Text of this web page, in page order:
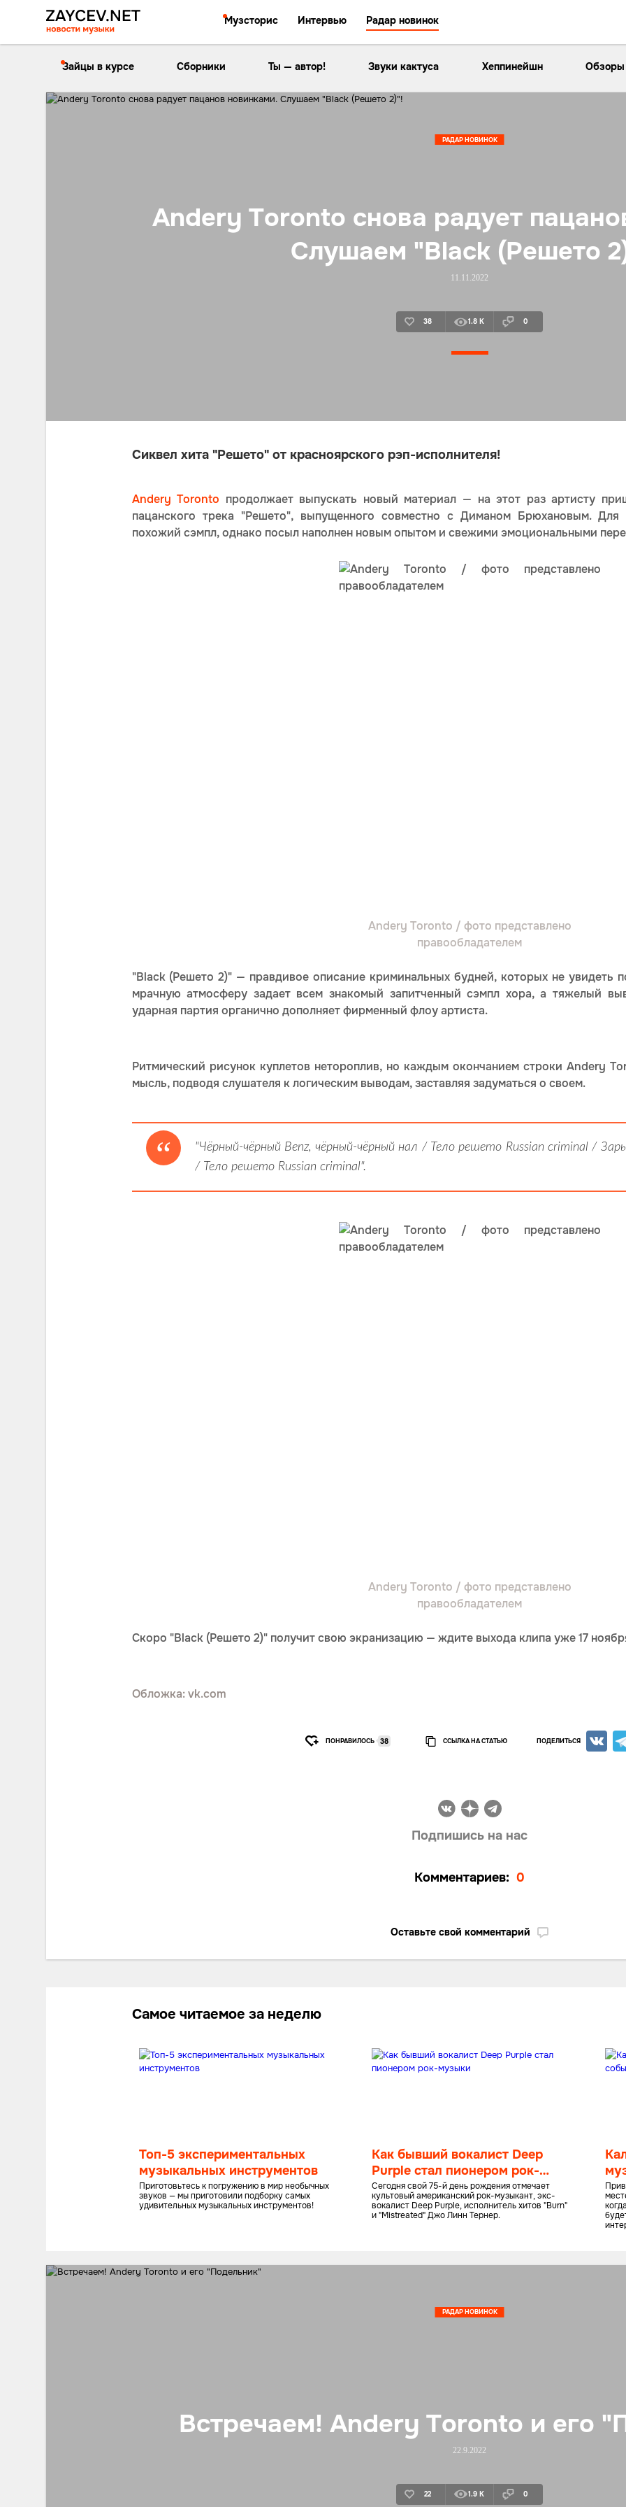
Музсторис Интервью Радар новинок
Зайцы в курсе Сборники Ты — автор! Звуки кактуса Хеппинейшн Обзоры
Andery Toronto снова радует
Слушаем "Black (Решето
11.11.2022
38 1.8 K 0
РАДАР НОВИНОК
Сиквел хита "Решето" от красноярского рэп-исполнителя!
Andery Toronto продолжает выпускать новый материал — на этот раз артисту
пацанского трека "Решето", выпущенного совместно с Диманом Брюхановым.
похожий сэмпл, однако посыл наполнен новым опытом и свежими эмоциональными
Andery Toronto / фото представлено
правообладателем
"Black (Решето 2)" — правдивое описание криминальных будней, которых не увидеть
мрачную атмосферу задает всем знакомый запитченный сэмпл хора, а тяжелый
ударная партия органично дополняет фирменный флоу артиста.
Ритмический рисунок куплетов нетороплив, но каждым окончанием строки Andery
мысль, подводя слушателя к логическим выводам, заставляя задуматься о своем.
"Чёрный-чёрный Benz, чёрный-чёрный нал / Тело решето Russian criminal /
/ Тело решето Russian criminal".
Andery Toronto / фото представлено
правообладателем
Скоро "Black (Решето 2)" получит свою экранизацию — ждите выхода клипа уже 17
Обложка: vk.com
ПОНРАВИЛОСЬ 38 ССЫЛКА НА СТАТЬЮ ПОДЕЛИТЬСЯ
Подпишись на нас
Комментариев: 0
Оставьте свой комментарий
Самое читаемое за неделю
Топ-5 экспериментальных
музыкальных инструментов
Приготовьтесь к погружению в мир необычных
звуков — мы приготовили подборку самых
удивительных музыкальных инструментов!
Как бывший вокалист Deep
Purple стал пионером рок-
музыки
Сегодня свой 75-й день рождения отмечает
культовый американский рок-музыкант, экс-
вокалист Deep Purple, исполнитель хитов "Burn"
и "Mistreated" Джо Линн Тернер.
Встречаем! Andery Toronto и его
22.9.2022
22 1.9 K 0
РАДАР НОВИНОК